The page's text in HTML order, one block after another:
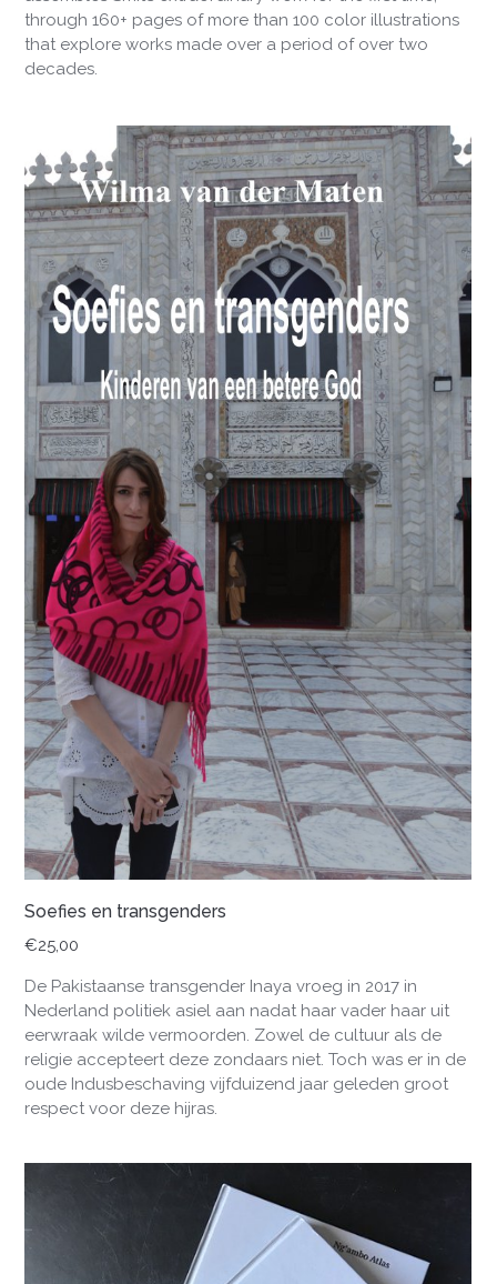
through 160+ pages of more than 100 color illustrations
that explore works made over a period of over two
decades.
Soefies en transgenders
€25,00
De Pakistaanse transgender Inaya vroeg in 2017 in
Nederland politiek asiel aan nadat haar vader haar uit
eerwraak wilde vermoorden. Zowel de cultuur als de
religie accepteert deze zondaars niet. Toch was er in de
oude Indusbeschaving vijfduizend jaar geleden groot
respect voor deze hijras.